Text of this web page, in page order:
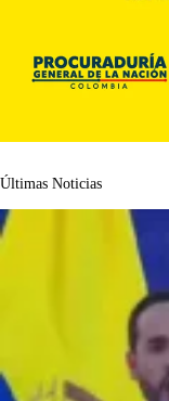
Últimas Noticias